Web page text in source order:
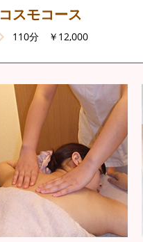
コスモコース
110分 ￥12,000